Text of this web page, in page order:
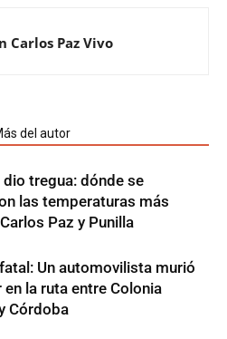
Carlos Paz Vivo
del autor
dio tregua: dónde se
las temperaturas más
Paz y Punilla
Un automovilista murió
en la ruta entre Colonia
Córdoba